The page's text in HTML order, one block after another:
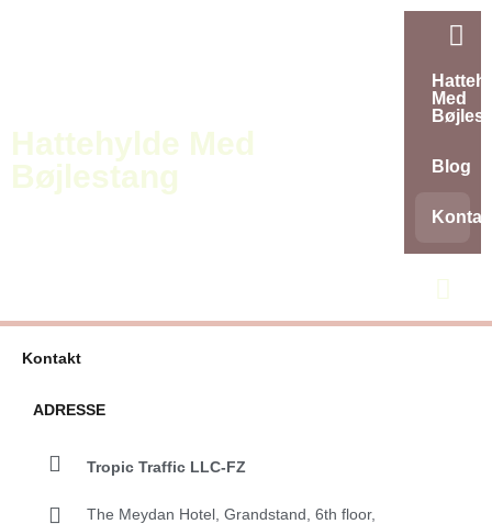
Hattehylde Med
Bøjlestang
Med
Blog
Kontakt
ADRESSE
Tropic Traffic LLC-FZ
The Meydan Hotel, Grandstand, 6th floor,